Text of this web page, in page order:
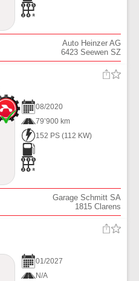
Auto Heinzer AG
6423 Seewen SZ
08/2020
79’900 km
152 PS (112 KW)
Garage Schmitt SA
1815 Clarens
01/2027
N/A